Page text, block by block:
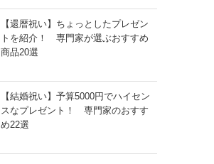
【還暦祝い】ちょっとしたプレゼン
トを紹介！ 専門家が選ぶおすすめ
商品20選
【結婚祝い】予算5000円でハイセン
スなプレゼント！ 専門家のおすす
め22選